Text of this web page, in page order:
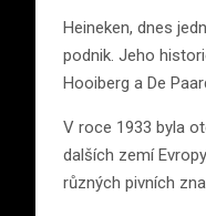
Heineken, dnes
podnik. Jeho
Hooiberg a De
V roce 1933 byla
dalších zemí
různých pivních